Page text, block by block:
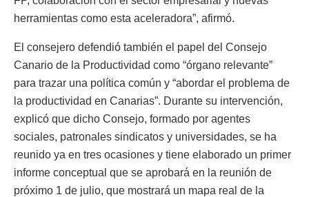
herramientas como esta aceleradora”, afirmó.
El consejero defendió también el papel del Consejo
Canario de la Productividad como “órgano relevante”
para trazar una política común y “abordar el problema de
la productividad en Canarias”. Durante su intervención,
explicó que dicho Consejo, formado por agentes
sociales, patronales sindicatos y universidades, se ha
reunido ya en tres ocasiones y tiene elaborado un primer
informe conceptual que se aprobará en la reunión de
próximo 1 de julio, que mostrará un mapa real de la